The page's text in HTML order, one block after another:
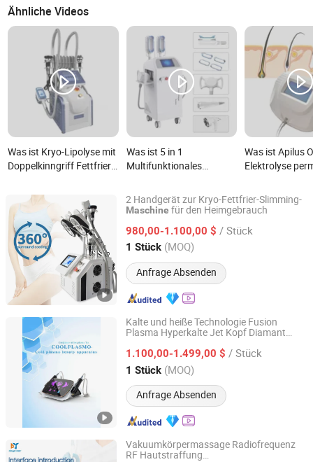
Ähnliche Videos
Was ist Kryo-Lipolyse mit
Doppelkinngriff Fettfrier
Maschine
Was ist 5 in 1
Multifunktionales
Monopolar RF
Körperstraffungs- und
Was ist Apilus
Elektrolyse
Eisdepilation
200 kostenlose
Maschine
2 Handgerät zur Kryo-Fettfrier-Slimming-
Maschine für den Heimgebrauch
980,00-1.100,00 $ / Stück
1 Stück (MOQ)
Anfrage Absenden
Guangzhou Yingcai Beauty Instrument Co., Ltd.
Guangdong, China Seit 2022
Kalte und heiße Technologie Fusion
Plasma Hyperkalte Jet Kopf Diamant
1.100,00-1.499,00 $ / Stück
1 Stück (MOQ)
Anfrage Absenden
Beijing Sunrise Science&Technology Co., Ltd.
Beijing, China Seit 2022
Vakuumkörpermassage Radiofrequenz
RF Hautstraffung